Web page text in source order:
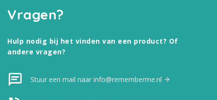
Vragen?
Hulp nodig bij het vinden van een product? Of
andere vragen?
Stuur een mail naar info@rememberme.nl